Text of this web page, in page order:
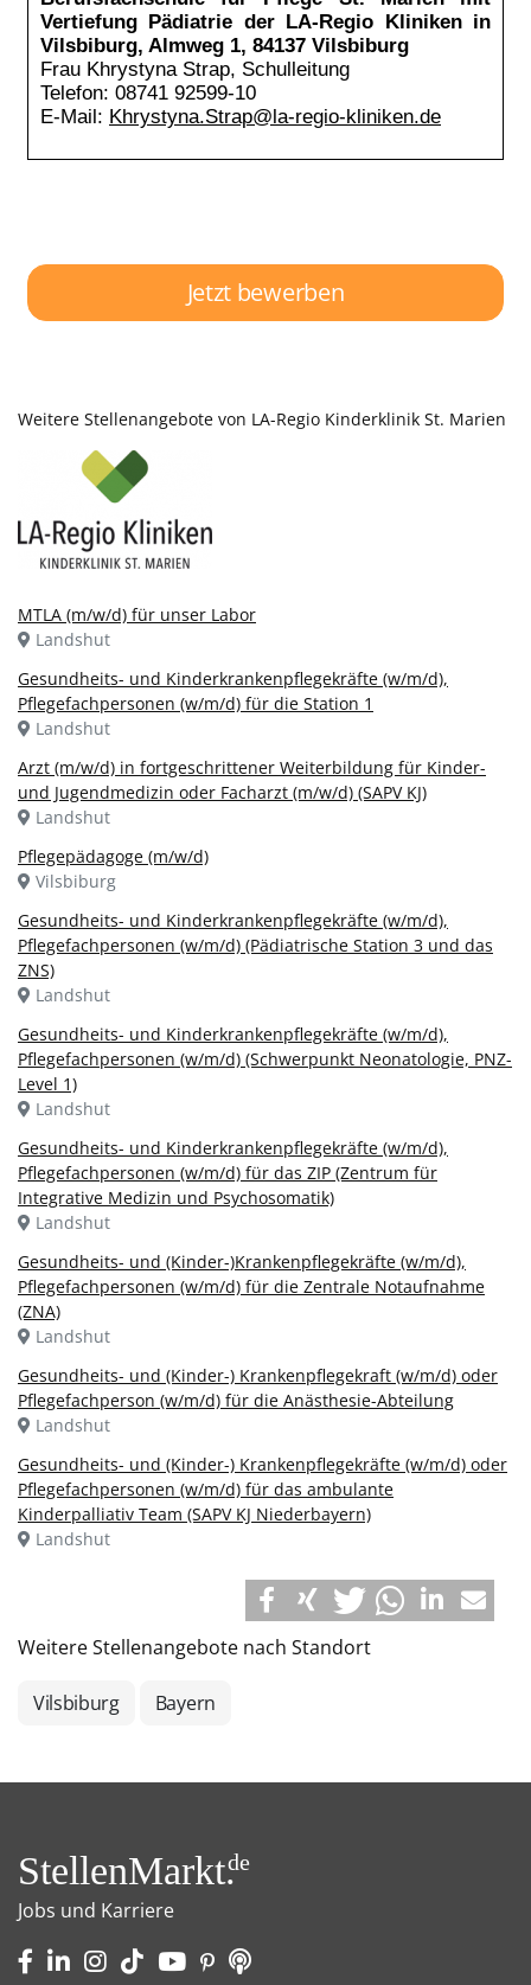
Jetzt bewerben
Weitere Stellenangebote von LA-Regio Kinderklinik St. Marien
MTLA (m/w/d) für unser Labor
Landshut
Gesundheits- und Kinderkrankenpflegekräfte (w/m/d),
Pflegefachpersonen (w/m/d) für die Station 1
Landshut
Arzt (m/w/d) in fortgeschrittener Weiterbildung für Kinder-
und Jugendmedizin oder Facharzt (m/w/d) (SAPV KJ)
Landshut
Pflegepädagoge (m/w/d)
Vilsbiburg
Gesundheits- und Kinderkrankenpflegekräfte (w/m/d),
Pflegefachpersonen (w/m/d) (Pädiatrische Station 3 und das
ZNS)
Landshut
Gesundheits- und Kinderkrankenpflegekräfte (w/m/d),
Pflegefachpersonen (w/m/d) (Schwerpunkt Neonatologie, PNZ-
Level 1)
Landshut
Gesundheits- und Kinderkrankenpflegekräfte (w/m/d),
Pflegefachpersonen (w/m/d) für das ZIP (Zentrum für
Integrative Medizin und Psychosomatik)
Landshut
Gesundheits- und (Kinder-)Krankenpflegekräfte (w/m/d),
Pflegefachpersonen (w/m/d) für die Zentrale Notaufnahme
(ZNA)
Landshut
Gesundheits- und (Kinder-) Krankenpflegekraft (w/m/d) oder
Pflegefachperson (w/m/d) für die Anästhesie-Abteilung
Landshut
Gesundheits- und (Kinder-) Krankenpflegekräfte (w/m/d) oder
Pflegefachpersonen (w/m/d) für das ambulante
Kinderpalliativ Team (SAPV KJ Niederbayern)
Landshut
Weitere Stellenangebote nach Standort
Vilsbiburg Bayern
StellenMarkt.de
Jobs und Karriere